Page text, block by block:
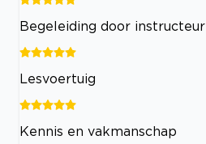
Begeleiding door instructeur
Lesvoertuig
Kennis en vakmanschap